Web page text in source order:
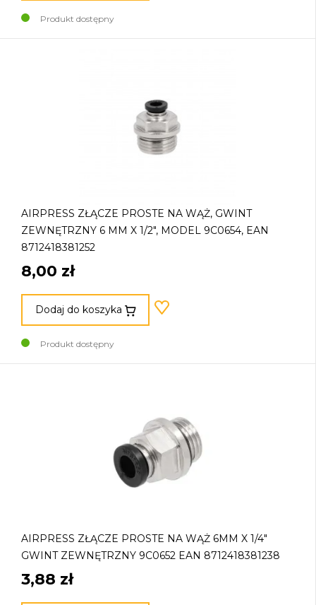
Produkt dostępny
AIRPRESS ZŁĄCZE PROSTE NA WĄŻ, GWINT
ZEWNĘTRZNY 6 MM X 1/2", MODEL 9C0654, EAN
8712418381252
8,00 zł
Dodaj do koszyka
Produkt dostępny
AIRPRESS ZŁĄCZE PROSTE NA WĄŻ 6MM X 1/4"
GWINT ZEWNĘTRZNY 9C0652 EAN 8712418381238
3,88 zł